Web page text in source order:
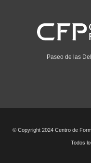
Paseo de las
© Copyright 2024 Centro de
Todos